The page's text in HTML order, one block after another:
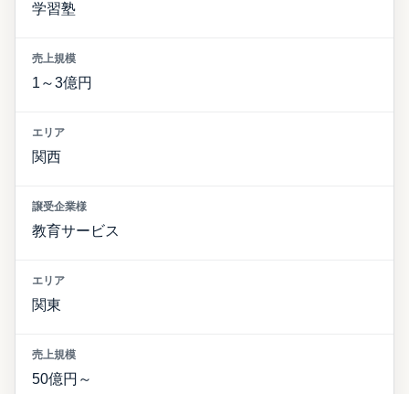
学習塾
1～3億円
関西
教育サービス
関東
50億円～